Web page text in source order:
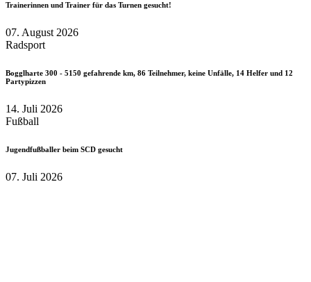
Trainerinnen und Trainer für das Turnen gesucht!
07. August 2026
Radsport
Bogglharte 300 - 5150 gefahrende km, 86 Teilnehmer, keine Unfälle, 14 Helfer und 12
Partypizzen
14. Juli 2026
Fußball
Jugendfußballer beim SCD gesucht
07. Juli 2026